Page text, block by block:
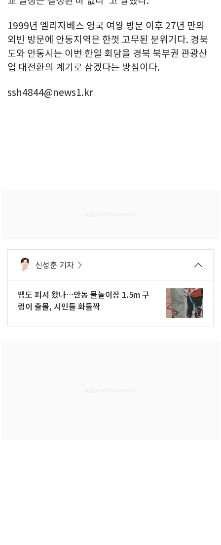
1999년 엘리자베스 영국 여왕 방문 이후 27년 만의
외빈 방문에 안동지역은 한껏 고무된 분위기다. 경북
도와 안동시는 이번 한일 회담을 경북 북부권 관광산
업 대전환의 계기로 삼겠다는 방침이다.
ssh4844@news1.kr
신성훈 기자
뱀도 피서 왔나…안동 물놀이장 1.5m 구
렁이 출몰, 시민들 화들짝